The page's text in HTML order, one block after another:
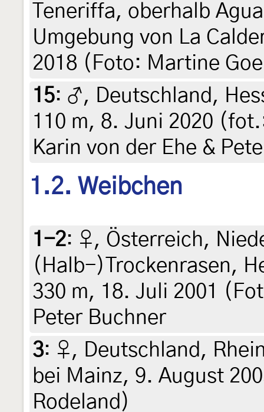
Teneriffa, oberhalb
Umgebung von La
2018 (Foto: Martine
15: ♂, Deutschland,
110 m, 8. Juni 2020
Karin von der Ehe &
1.2. Weibchen
1-2: ♀, Österreich,
(Halb-)Trockenrasen,
330 m, 18. Juli 2001
Peter Buchner
3: ♀, Deutschland,
bei Mainz, 9. August
Rodeland)